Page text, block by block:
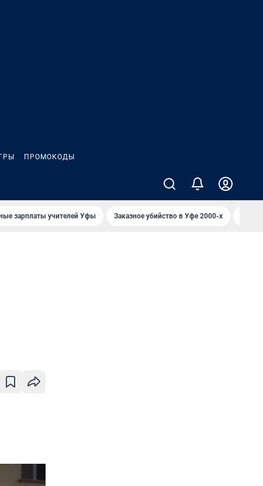
ПРОМОКОДЫ
зарплаты учителей Уфы Заказное убийство в Уфе 2000-х